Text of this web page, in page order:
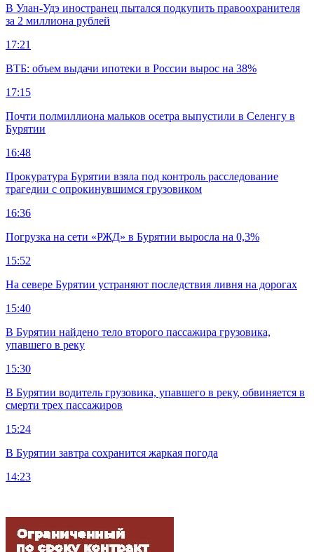
В Улан-Удэ иностранец пытался подкупить правоохранителя
за 2 миллиона рублей
17:21
ВТБ: объем выдачи ипотеки в России вырос на 38%
17:15
Почти полмиллиона мальков осетра выпустили в Селенгу в
Бурятии
16:48
Прокуратура Бурятии взяла под контроль расследование
трагедии с опрокинувшимся грузовиком
16:36
Погрузка на сети «РЖД» в Бурятии выросла на 0,3%
15:52
На севере Бурятии устраняют последствия ливня на дорогах
15:40
В Бурятии найдено тело второго пассажира грузовика,
упавшего в реку
15:30
В Бурятии водитель грузовика, упавшего в реку, обвиняется в
смерти трех пассажиров
15:24
В Бурятии завтра сохранится жаркая погода
14:23